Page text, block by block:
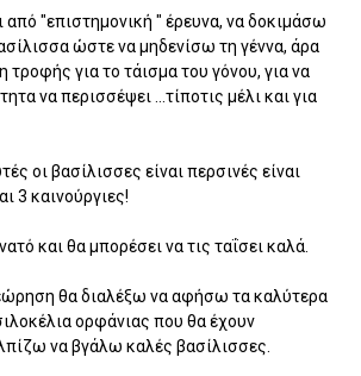
"επιστημονική " έρευνα, να δοκιμάσω
ώστε να μηδενίσω τη γέννα, άρα
τροφής για το τάισμα του γόνου, για να
να περισσέψει ...τίποτις μέλι και για
οι βασίλισσες είναι περσινές είναι
3 καινούργιες!
και θα μπορέσει να τις ταΐσει καλά.
θα διαλέξω να αφήσω τα καλύτερα
ορφάνιας που θα έχουν
να βγάλω καλές βασίλισσες.